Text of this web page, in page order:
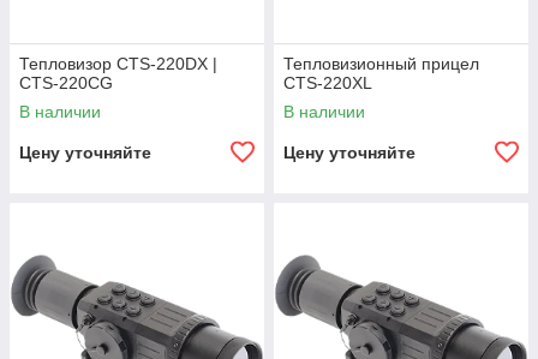
Тепловизор CTS-220DX |
CTS-220CG
В наличии
Цену уточняйте
Тепловизионный прицел
CTS-220XL
В наличии
Цену уточняйте